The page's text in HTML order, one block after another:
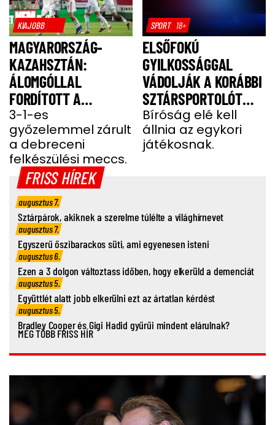
KIAJOBB
MAGYARORSZÁG-
KAZAHSZTÁN:
ÁLOMGÓLLAL
FORDÍTOTT A
VÁLOGATOTT - VIDEÓ
3-1-es
győzelemmel zárult
a debreceni
felkészülési meccs.
SPORT 18+
ELSŐFOKÚ
GYILKOSSÁGGAL
VÁDOLJÁK A KORÁBBI
SZTÁRSPORTOLÓT
BARÁTNŐJE TRAGIKUS
HALÁLA MIATT
Bíróság elé kell
állnia az egykori
játékosnak.
FRISS HÍREK
augusztus 7.
Sztárpárok, akiknek a szerelme túlélte a világhírnevet
augusztus 7.
Egyszerű őszibarackos süti, ami egyenesen isteni
augusztus 6.
Ezen a 3 dolgon változtass időben, hogy elkerüld a demenciát
augusztus 5.
Együttlét alatt jobb elkerülni ezt az ártatlan kérdést
augusztus 5.
Bradley Cooper és Gigi Hadid gyűrűi mindent elárulnak?
MÉG TÖBB FRISS HÍR